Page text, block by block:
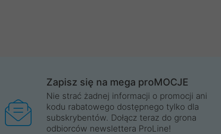
Zapisz się na mega proMOCJE
Nie strać żadnej informacji o promocji ani
kodu rabatowego dostępnego tylko dla
subskrybentów. Dołącz teraz do grona
odbiorców newslettera ProLine!